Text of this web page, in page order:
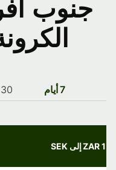
جنوب
7 أيام 30 يومًا
1 ZAR إلى SEK